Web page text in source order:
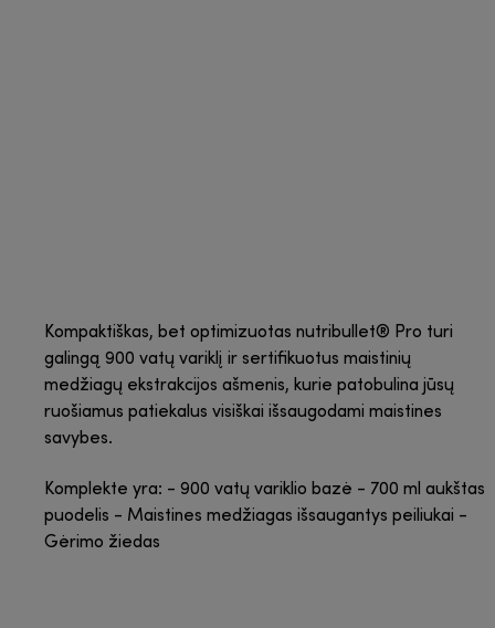
Kompaktiškas, bet optimizuotas nutribullet® Pro turi
galingą 900 vatų variklį ir sertifikuotus maistinių
medžiagų ekstrakcijos ašmenis, kurie patobulina jūsų
ruošiamus patiekalus visiškai išsaugodami maistines
savybes.
Komplekte yra: - 900 vatų variklio bazė - 700 ml aukštas
puodelis - Maistines medžiagas išsaugantys peiliukai -
Gėrimo žiedas